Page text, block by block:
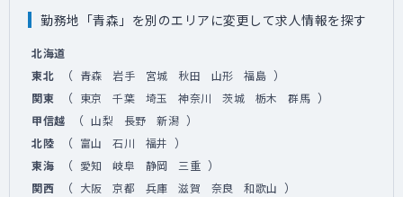
勤務地「青森」を別のエリアに変更して求人情報を探す
北海道
東北
（ 青森 岩手 宮城 秋田 山形 福島 ）
関東 （ 東京 千葉 埼玉 神奈川 茨城 栃木 群馬 ）
甲信越 （ 山梨 長野 新潟 ）
北陸 （ 富山 石川 福井 ）
東海 （ 愛知 岐阜 静岡 三重 ）
関西 （ 大阪 京都 兵庫 滋賀 奈良 和歌山 ）